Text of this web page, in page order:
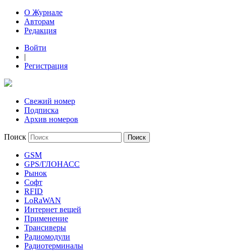
О Журнале
Авторам
Редакция
Войти
|
Регистрация
Свежий номер
Подписка
Архив номеров
Поиск
GSM
GPS/ГЛОНАСС
Рынок
Софт
RFID
LoRaWAN
Интернет вещей
Применение
Трансиверы
Радиомодули
Радиотерминалы